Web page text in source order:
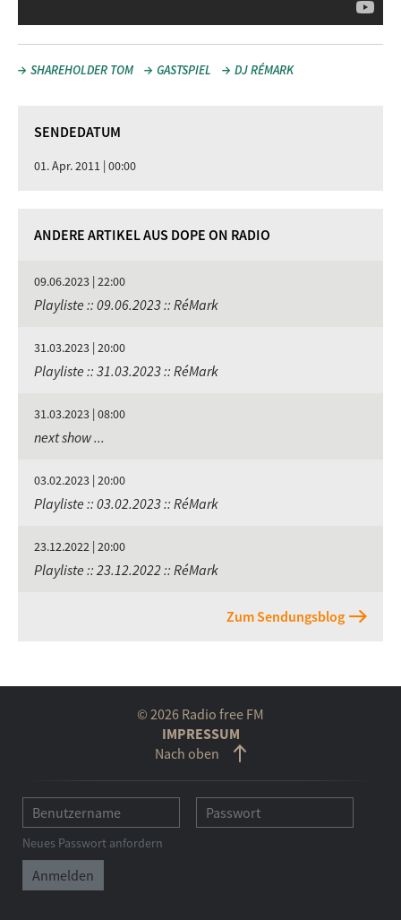
SHAREHOLDER TOM GASTSPIEL DJ RÉMARK
SENDEDATUM
01. Apr. 2011 | 00:00
ANDERE ARTIKEL AUS DOPE ON RADIO
09.06.2023 | 22:00
Playliste :: 09.06.2023 :: RéMark
31.03.2023 | 20:00
Playliste :: 31.03.2023 :: RéMark
31.03.2023 | 08:00
next show ...
03.02.2023 | 20:00
Playliste :: 03.02.2023 :: RéMark
23.12.2022 | 20:00
Playliste :: 23.12.2022 :: RéMark
Zum Sendungsblog
© 2026 Radio free FM
IMPRESSUM
Nach oben
Neues Passwort anfordern